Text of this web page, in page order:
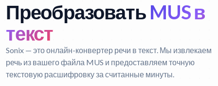
Преобразовать MUS в
текст
Sonix — это онлайн-конвертер речи в текст. Мы извлекаем
речь из вашего файла MUS и предоставляем точную
текстовую расшифровку за считанные минуты.